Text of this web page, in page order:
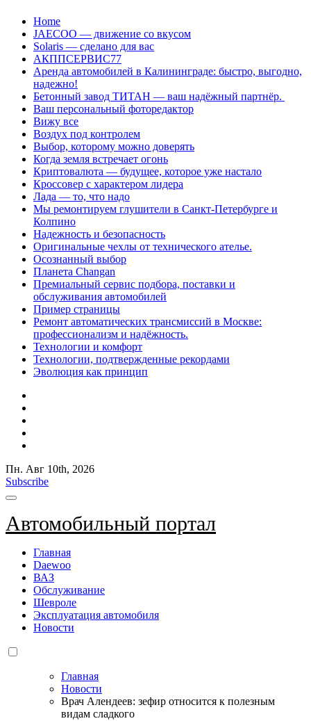
Перейти
содержанию
Home
JAECOO — движение со вкусом
Solaris — сделано для вас
АКППСЕРВИС77
Аренда автомобилей в Калининграде: быстро, выгодно,
надежно!
Бетонный завод ТИТАН — ваш надёжный партнёр.
Ваш персональный фоторедактор
Вижу все
Воздух под контролем
Выбор, которому можно доверять
Когда земля встречает огонь
Криптовалюта — будущее, которое уже настало
Кроссовер с характером лидера
Лада — то, что надо
Мы ремонтируем глушители в Санкт-Петербурге и
Колпино
Надежность и безопасность
Оригинальные чехлы от технического ателье.
Осознанный выбор
Планета Changan
Премиальный сервис подбора, поставки и
обслуживания автомобилей
Пример страницы
Ремонт автоматических трансмиссий в Москве:
профессионализм и надёжность.
Технологии и комфорт
Технологии, подтвержденные рекордами
Эволюция как принцип
Пн. Авг 10th, 2026
Subscribe
Автомобильный портал
Главная
Daewoo
ВАЗ
Обслуживание
Шевроле
Эксплуатация автомобиля
Новости
Главная
Новости
Врач Алендеев: зефир относится к полезным
видам сладкого